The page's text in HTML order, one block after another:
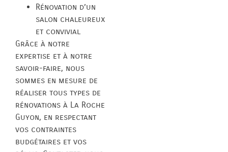
Rénovation d’un
salon chaleureux
et convivial
Grâce à notre
expertise et à notre
savoir-faire, nous
sommes en mesure de
réaliser tous types de
rénovations à La Roche
Guyon, en respectant
vos contraintes
budgétaires et vos